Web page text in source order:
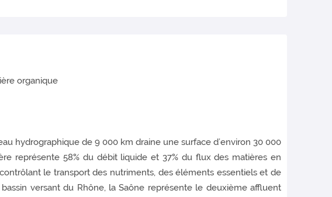
organique
hydrographique de 9 000 km draine une surface d’environ 30 000
représente 58% du débit liquide et 37% du flux des matières en
le transport des nutriments, des éléments essentiels et de
versant du Rhône, la Saône représente le deuxième affluent